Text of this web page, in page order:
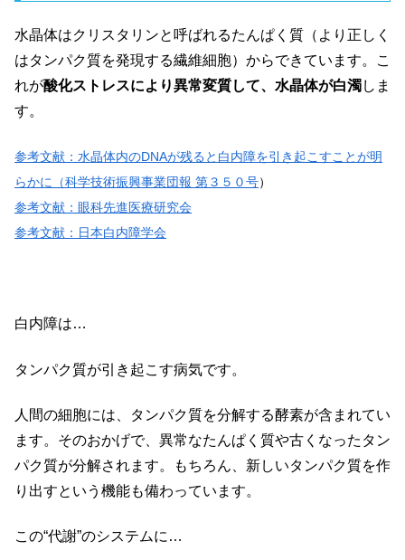
水晶体はクリスタリンと呼ばれるたんぱく質（より正しく
はタンパク質を発現する繊維細胞）からできています。こ
れが酸化ストレスにより異常変質して、水晶体が白濁しま
す。
参考文献：水晶体内のDNAが残ると白内障を引き起こすことが明
らかに（科学技術振興事業団報 第３５０号）
参考文献：眼科先進医療研究会
参考文献：日本白内障学会
白内障は…
タンパク質が引き起こす病気です。
人間の細胞には、タンパク質を分解する酵素が含まれてい
ます。そのおかげで、異常なたんぱく質や古くなったタン
パク質が分解されます。もちろん、新しいタンパク質を作
り出すという機能も備わっています。
この“代謝”のシステムに…